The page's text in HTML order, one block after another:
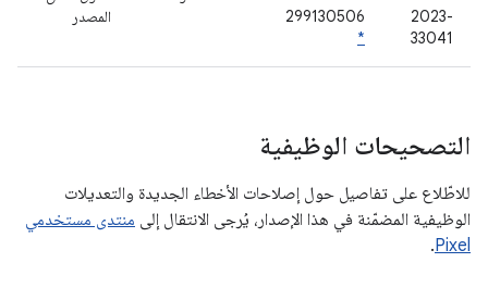
2023-
33041
299130506
*
المصدر
التصحيحات الوظيفية
للاطّلاع على تفاصيل حول إصلاحات الأخطاء الجديدة والتعديلات
الوظيفية المضمّنة في هذا الإصدار، يُرجى الانتقال إلى منتدى مستخدمي
Pixel
.